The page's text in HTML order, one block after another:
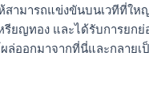
ามารถแข่งขันบนเวทีที่ให
ยญทอง และได้รับการยกย่
อกมาจากที่นี่และกลายเ